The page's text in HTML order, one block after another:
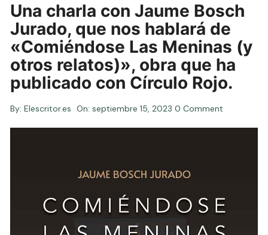
Una charla con Jaume Bosch
Jurado, que nos hablará de
«Comiéndose Las Meninas (y
otros relatos)», obra que ha
publicado con Círculo Rojo.
By: Elescritor.es On:septiembre 15, 2023 0 Comment